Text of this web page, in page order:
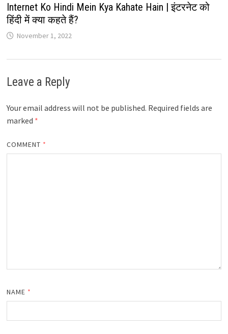
Internet Ko Hindi Mein Kya Kahate Hain | इंटरनेट को
हिंदी में क्या कहते हैं?
November 1, 2022
Leave a Reply
Your email address will not be published. Required fields are
marked *
COMMENT *
NAME *